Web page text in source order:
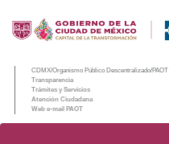
CDMX/Organismo Público Descentralizado/PAOT
Transparencia
Trámites y Servicios
Atención Ciudadana
Web e-mail PAOT